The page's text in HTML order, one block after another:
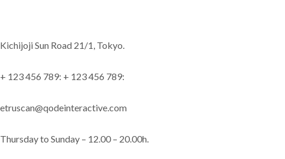
Kichijoji Sun Road 21/1, Tokyo.
+ 123 456 789: + 123 456 789:
etruscan@qodeinteractive.com
Thursday to Sunday – 12.00 – 20.00h.